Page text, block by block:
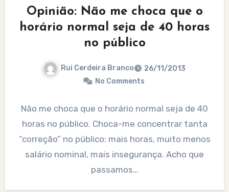
Opinião: Não me choca que o
horário normal seja de 40 horas
no público
Rui Cerdeira Branco
26/11/2013
No Comments
Não me choca que o horário normal seja de 40
horas no público. Choca-me concentrar tanta
“correção” no público: mais horas, muito menos
salário nominal, mais insegurança. Acho que
passamos…